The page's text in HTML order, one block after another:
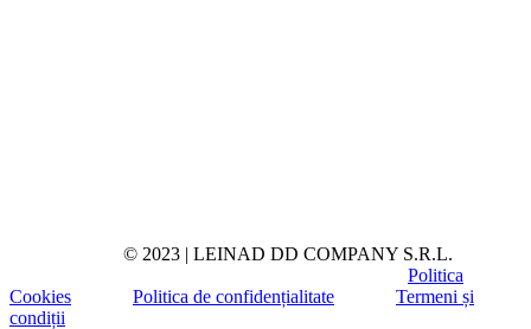
© 2023 | LEINAD DD COMPANY S.R.L.
Politica
Cookies
Politica de confidențialitate
Termeni și
condiții